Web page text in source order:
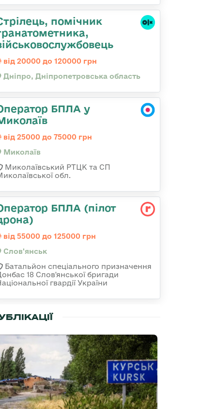
помічник
від 20000 до 120000 грн
Дніпро, Дніпропетровська область
БПЛА у
від 25000 до 75000 грн
Миколаїв
Миколаївський РТЦК та СП
обл.
БПЛА (пілот
від 55000 до 125000 грн
Слов'янськ
Батальйон спеціального призначення
18 Слов'янської бригади
гвардії України